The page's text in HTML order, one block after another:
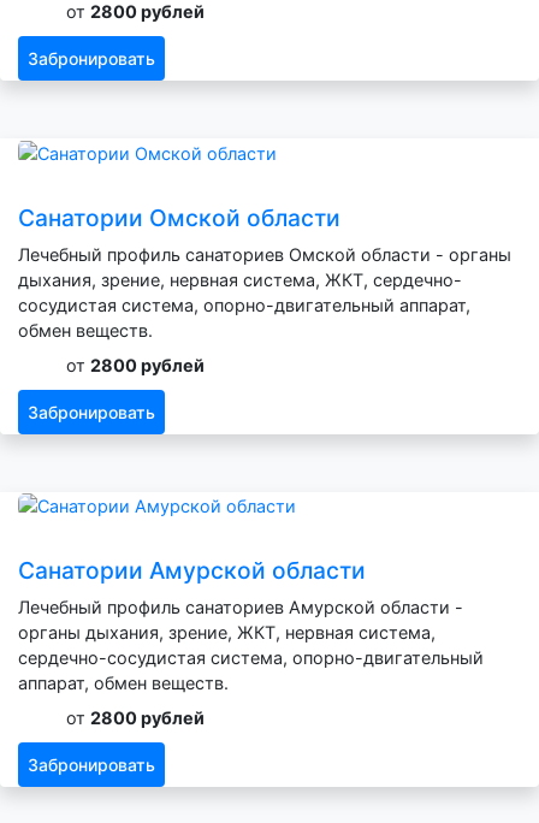
от 2800 рублей
Забронировать
Санатории Омской области
Лечебный профиль санаториев Омской области - органы
дыхания, зрение, нервная система, ЖКТ, сердечно-
сосудистая система, опорно-двигательный аппарат,
обмен веществ.
от 2800 рублей
Забронировать
Санатории Амурской области
Лечебный профиль санаториев Амурской области -
органы дыхания, зрение, ЖКТ, нервная система,
сердечно-сосудистая система, опорно-двигательный
аппарат, обмен веществ.
от 2800 рублей
Забронировать